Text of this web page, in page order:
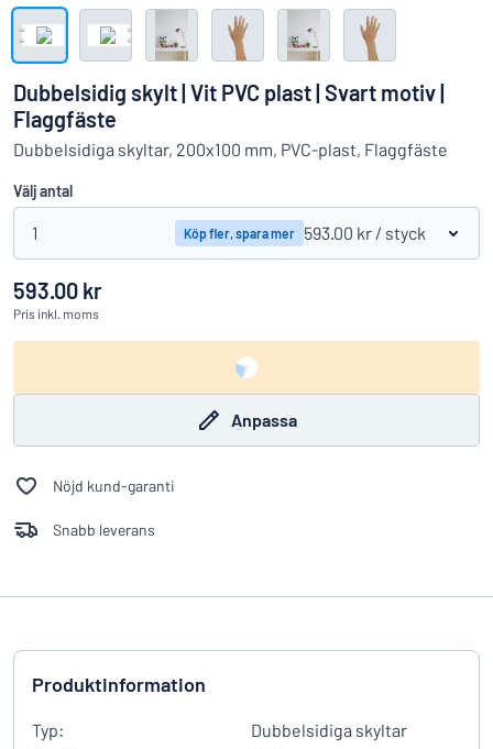
Hittar du inte det du söker?
Visa alla kategorier
Logga
in
Företag
Dubbelsidig skylt | Vit PVC plast | Svart motiv |
Flaggfäste
Dubbelsidiga skyltar, 200x100 mm, PVC-plast, Flaggfäste
Välj antal
1 Köp fler, spara mer 593.00 kr / styck
593.00 kr
Pris inkl. moms
Anpassa
Nöjd kund-garanti
Snabb leverans
Produktinformation
Typ:
Dubbelsidiga skyltar